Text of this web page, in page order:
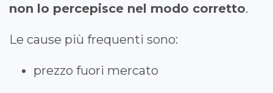
non lo percepisce nel modo corretto.
Le cause più frequenti sono:
prezzo fuori mercato